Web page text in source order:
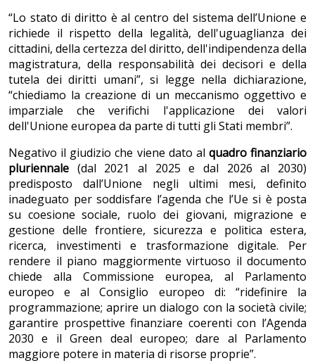
“Lo stato di diritto è al centro del sistema dell’Unione e
richiede il rispetto della legalità, dell'uguaglianza dei
cittadini, della certezza del diritto, dell'indipendenza della
magistratura, della responsabilità dei decisori e della
tutela dei diritti umani”, si legge nella dichiarazione,
“chiediamo la creazione di un meccanismo oggettivo e
imparziale che verifichi l'applicazione dei valori
dell'Unione europea da parte di tutti gli Stati membri”.
Negativo il giudizio che viene dato al quadro finanziario
pluriennale (dal 2021 al 2025 e dal 2026 al 2030)
predisposto dall’Unione negli ultimi mesi, definito
inadeguato per soddisfare l’agenda che l’Ue si è posta
su coesione sociale, ruolo dei giovani, migrazione e
gestione delle frontiere, sicurezza e politica estera,
ricerca, investimenti e trasformazione digitale. Per
rendere il piano maggiormente virtuoso il documento
chiede alla Commissione europea, al Parlamento
europeo e al Consiglio europeo di: “ridefinire la
programmazione; aprire un dialogo con la società civile;
garantire prospettive finanziare coerenti con l’Agenda
2030 e il Green deal europeo; dare al Parlamento
maggiore potere in materia di risorse proprie”.